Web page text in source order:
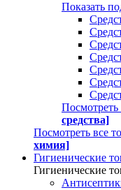
Показать
Посмотреть
средства]
Посмотреть все
химия]
Гигиенические
Гигиенические